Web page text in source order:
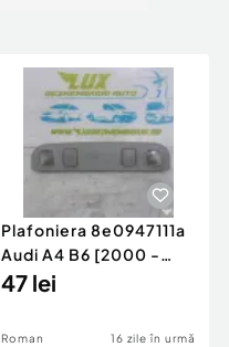
Plafoniera 8e0947111a
Audi A4 B6 [2000 -
2005]
47 lei
Roman 16 zile în urmă